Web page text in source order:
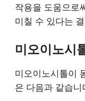
작용을 도움으로
미칠 수 있다는
미오이노시
미오이노시톨이
은 다음과 같습니